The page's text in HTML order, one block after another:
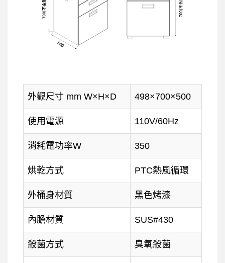
外觀尺寸 mm W×H×D 498×700×500
使用電源 110V/60Hz
消耗電功率W 350
烘乾方式 PTC熱風循環
外桶身材質 黑色烤漆
內膽材質 SUS#430
殺菌方式 臭氧殺菌